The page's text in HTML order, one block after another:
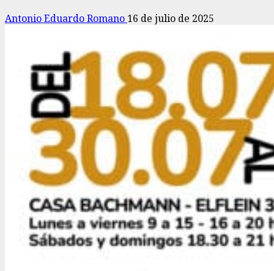
Antonio Eduardo Romano 16 de julio de 2025